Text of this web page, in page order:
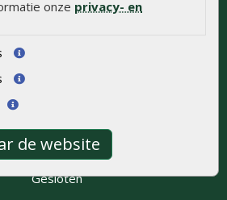
onze privacy- en
de website
08:00 - 17:00
08:00 - 17:00
08.00 - 15.00
Gesloten